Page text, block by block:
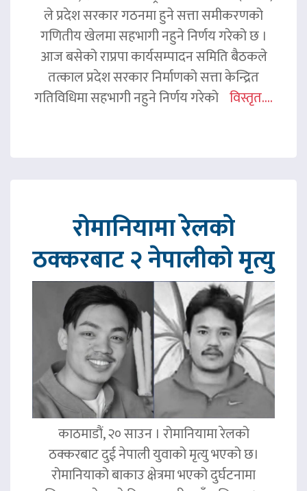
ले प्रदेश सरकार गठनमा हुने सत्ता समीकरणको
गणितीय खेलमा सहभागी नहुने निर्णय गरेको छ ।
आज बसेको राप्रपा कार्यसम्पादन समिति बैठकले
तत्काल प्रदेश सरकार निर्माणको सत्ता केन्द्रित
गतिविधिमा सहभागी नहुने निर्णय गरेको विस्तृत....
रोमानियामा रेलको
ठक्करबाट २ नेपालीको मृत्यु
काठमाडौं, २० साउन । रोमानियामा रेलको
ठक्करबाट दुई नेपाली युवाको मृत्यु भएको छ।
रोमानियाको बाकाउ क्षेत्रमा भएको दुर्घटनामा